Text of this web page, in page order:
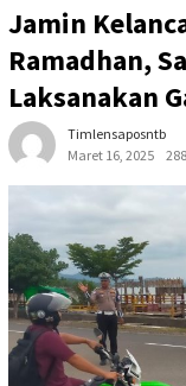
Jamin
Ramadhan,
Laksanakan
Timlensaposntb
Maret 16, 2025